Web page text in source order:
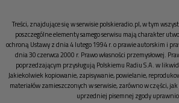
Treści, znajdujące się w serwisie polskieradio.pl, w tym
poszczególne elementy samego serwisu mają charakter
ochroną Ustawy z dnia 4 lutego 1994 r. o prawie autorskim i
dnia 30 czerwca 2000 r. Prawo własności przemysłowej.
poprzedzającym przysługują Polskiemu Radiu S.A. w
Jakiekolwiek kopiowanie, zapisywanie, powielanie,
materiałów zamieszczonych w serwisie, zarówno w części,
uprzedniej pisemnej zgody